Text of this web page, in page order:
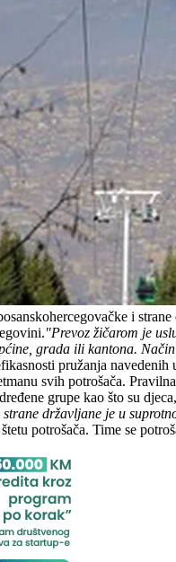
i
"Prevoz žičarom je
grada ili kantona.
pružanja
svih potrošača.
grupe kao što su
državljane je u
potrošača. Time se